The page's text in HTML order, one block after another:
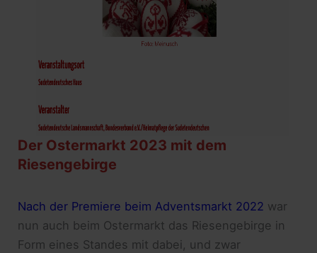
Der Ostermarkt 2023 mit dem
Riesengebirge
Nach der Premiere beim Adventsmarkt 2022 war
nun auch beim Ostermarkt das Riesengebirge in
Form eines Standes mit dabei, und zwar